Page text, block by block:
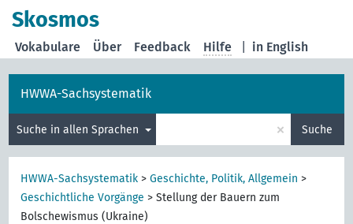
Skosmos
in English
Vokabulare Über Feedback Hilfe
HWWA-Sachsystematik
Suche in allen Sprachen × Suche
HWWA-Sachsystematik >Geschichte, Politik, Allgemein >
Geschichtliche Vorgänge >Stellung der Bauern zum
Bolschewismus (Ukraine)